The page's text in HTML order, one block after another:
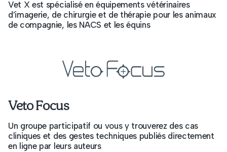
Vet X est spécialisé en équipements vétérinaires
d’imagerie, de chirurgie et de thérapie pour les animaux
de compagnie, les NACS et les équins
Veto Focus
Un groupe participatif ou vous y trouverez des cas
cliniques et des gestes techniques publiés directement
en ligne par leurs auteurs